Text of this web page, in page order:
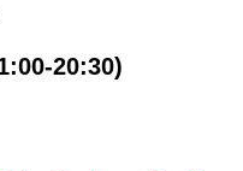
20:30)